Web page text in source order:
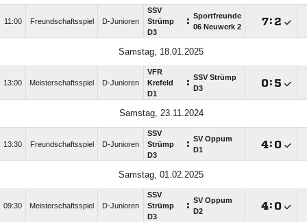
11:00 Freundschaftsspiel D-Junioren
SSV
Strümp
D3
: Sportfreunde
06 Neuwerk 2
: 
Samstag, 18.01.2025
13:00 Meisterschaftsspiel D-Junioren
VFR
Krefeld
D1
: SSV Strümp
D3
: 
Samstag, 23.11.2024
13:30 Freundschaftsspiel D-Junioren
SSV
Strümp
D3
: SV Oppum
D1
: 
Samstag, 01.02.2025
09:30 Meisterschaftsspiel D-Junioren
SSV
Strümp
D3
: SV Oppum
D2
: 